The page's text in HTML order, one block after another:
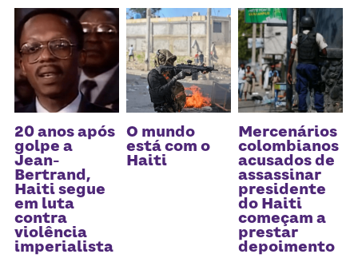
20 anos após
golpe a
Jean-
Bertrand,
Haiti segue
em luta
contra
violência
imperialista
O mundo
está com o
Haiti
Mercenários
colombianos
acusados de
assassinar
presidente
do Haiti
começam a
prestar
depoimento